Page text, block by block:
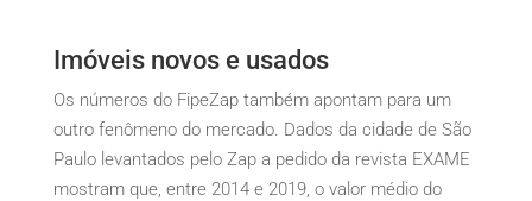
Imóveis novos e usados
Os números do FipeZap também apontam para um
outro fenômeno do mercado. Dados da cidade de São
Paulo levantados pelo Zap a pedido da revista EXAME
mostram que, entre 2014 e 2019, o valor médio do